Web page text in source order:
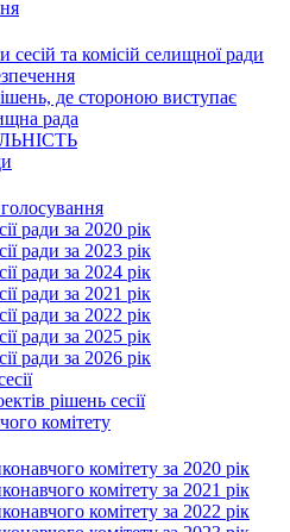
сесій та комісій селищної ради
де стороною виступає
рада
ради за 2020 рік
ради за 2023 рік
ради за 2024 рік
ради за 2021 рік
ради за 2022 рік
ради за 2025 рік
ради за 2026 рік
рішень сесії
комітету
комітету за 2020 рік
комітету за 2021 рік
комітету за 2022 рік